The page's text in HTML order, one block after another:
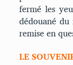
fermé les
dédouané
remise en
LE